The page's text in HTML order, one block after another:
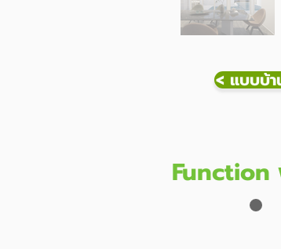
< แบบบ้
Function